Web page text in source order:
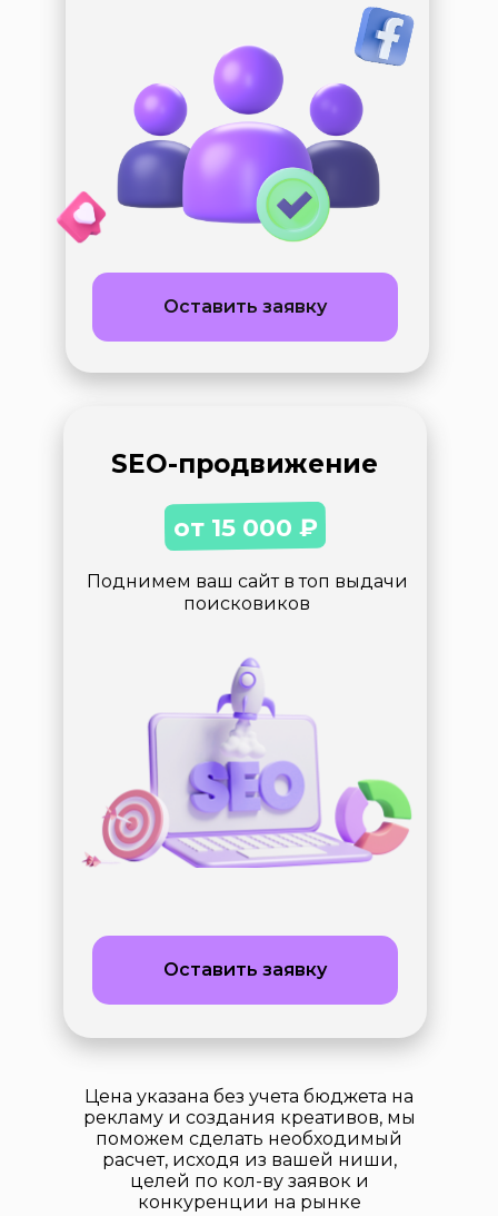
SEO-продвижение
от 15 000 ₽
Оставить заявку
Поднимем ваш сайт в топ выдачи
поисковиков
Оставить заявку
Цена указана без учета бюджета на
рекламу и создания креативов, мы
поможем сделать необходимый
расчет, исходя из вашей ниши,
целей по кол-ву заявок и
конкуренции на рынке